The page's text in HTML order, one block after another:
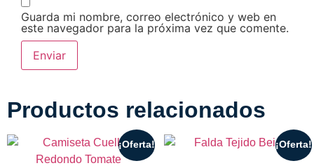
Guarda mi nombre, correo electrónico y web en
este navegador para la próxima vez que comente.
Productos relacionados
¡Oferta! ¡Oferta!